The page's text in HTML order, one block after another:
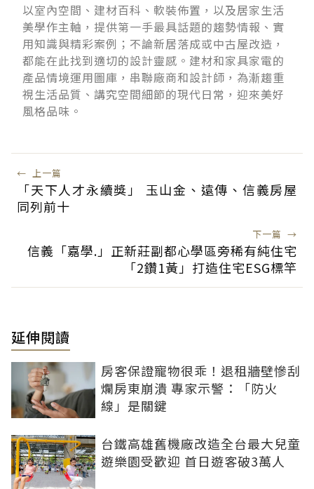
以室內空間、建材百科、軟裝佈置，以及居家生活
美學作主軸，提供第一手最具話題的趨勢情報、實
用知識與精彩案例；不論新居落成或中古屋改造，
都能在此找到適切的設計靈感。建材和家具家電的
產品情境運用圖庫，串聯廠商和設計師，為漸趨重
視生活品質、講究空間細節的現代日常，迎來美好
風格品味。
← 上一篇
「天下人才永續獎」 玉山金、遠傳、信義房屋
同列前十
下一篇 →
信義「嘉學.」正新莊副都心學區旁稀有純住宅
「2鑽1黃」打造住宅ESG標竿
延伸閱讀
房客保證寵物很乖！退租牆壁慘刮
爛房東崩潰 專家示警：「防火
線」是關鍵
台鐵高雄舊機廠改造全台最大兒童
遊樂園受歡迎 首日遊客破3萬人